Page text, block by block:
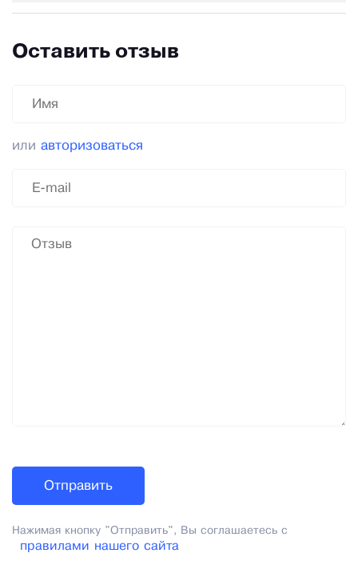
Оставить отзыв
или авторизоваться
Нажимая кнопку "Отправить", Вы соглашаетесь с
правилами нашего сайта